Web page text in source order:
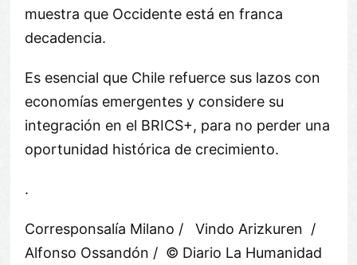
muestra que Occidente está en franca
decadencia.
Es esencial que Chile refuerce sus lazos con
economías emergentes y considere su
integración en el BRICS+, para no perder una
oportunidad histórica de crecimiento.
.
Corresponsalía Milano / Vindo Arizkuren /
Alfonso Ossandón / © Diario La Humanidad